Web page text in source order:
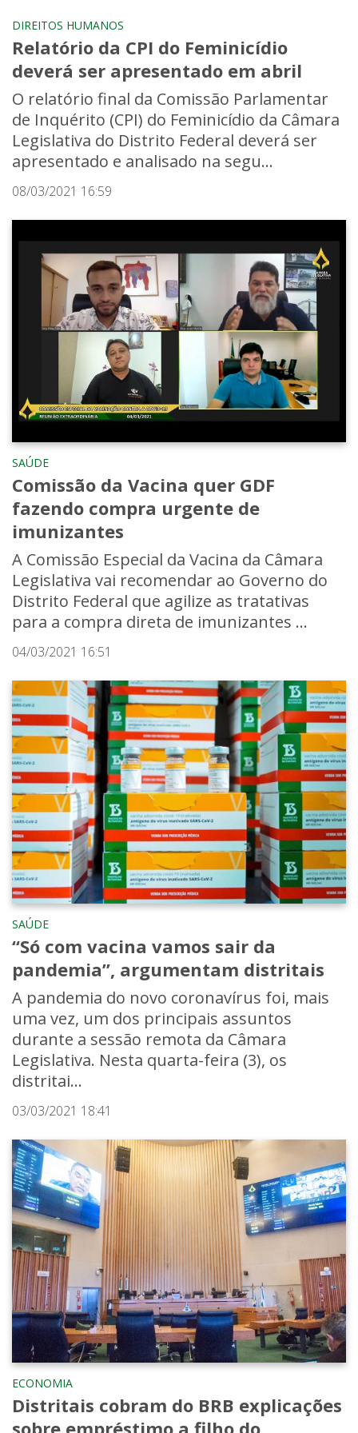
DIREITOS HUMANOS
Relatório da CPI do Feminicídio
deverá ser apresentado em abril
O relatório final da Comissão Parlamentar
de Inquérito (CPI) do Feminicídio da Câmara
Legislativa do Distrito Federal deverá ser
apresentado e analisado na segu...
08/03/2021 16:59
SAÚDE
Comissão da Vacina quer GDF
fazendo compra urgente de
imunizantes
A Comissão Especial da Vacina da Câmara
Legislativa vai recomendar ao Governo do
Distrito Federal que agilize as tratativas
para a compra direta de imunizantes ...
04/03/2021 16:51
SAÚDE
“Só com vacina vamos sair da
pandemia”, argumentam distritais
A pandemia do novo coronavírus foi, mais
uma vez, um dos principais assuntos
durante a sessão remota da Câmara
Legislativa. Nesta quarta-feira (3), os
distritai...
03/03/2021 18:41
ECONOMIA
Distritais cobram do BRB explicações
sobre empréstimo a filho do